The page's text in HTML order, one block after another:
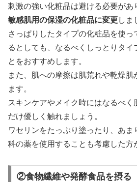
刺激の強い化粧品は避ける必要があ
敏感肌用の保湿の化粧品に変更しま
さっぱりしたタイプの化粧品を使っ
るとしても、なるべくしっとりタイ
とをおすすめします。
また、肌への摩擦は肌荒れや乾燥肌
ます。
スキンケアやメイク時にはなるべく
だけ優しく触れましょう。
ワセリンをたっぷり塗ったり、あま
科の薬を使用することも考慮した方
②食物繊維や発酵食品を摂る